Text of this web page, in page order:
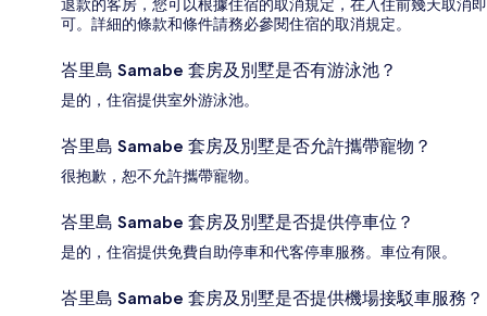
退款的客房，您可以根據住宿的取消規定，在入住前幾天取消即
可。詳細的條款和條件請務必參閱住宿的取消規定。
峇里島 Samabe 套房及別墅是否有游泳池？
是的，住宿提供室外游泳池。
峇里島 Samabe 套房及別墅是否允許攜帶寵物？
很抱歉，恕不允許攜帶寵物。
峇里島 Samabe 套房及別墅是否提供停車位？
是的，住宿提供免費自助停車和代客停車服務。車位有限。
峇里島 Samabe 套房及別墅是否提供機場接駁車服務？